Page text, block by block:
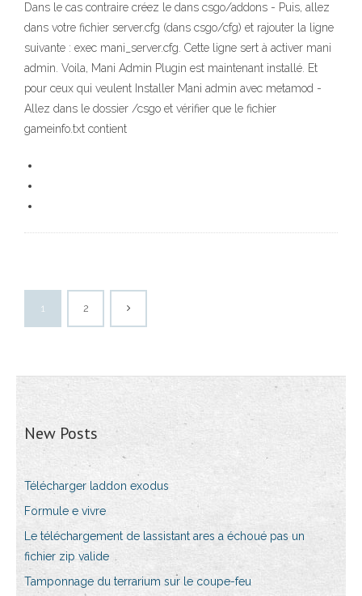
Dans le cas contraire créez le dans csgo/addons - Puis, allez
dans votre fichier server.cfg (dans csgo/cfg) et rajouter la ligne
suivante : exec mani_server.cfg. Cette ligne sert à activer mani
admin. Voila, Mani Admin Plugin est maintenant installé. Et
pour ceux qui veulent Installer Mani admin avec metamod -
Allez dans le dossier /csgo et vérifier que le fichier
gameinfo.txt contient
1 2
New Posts
Télécharger laddon exodus
Formule e vivre
Le téléchargement de lassistant ares a échoué pas un
fichier zip valide
Tamponnage du terrarium sur le coupe-feu